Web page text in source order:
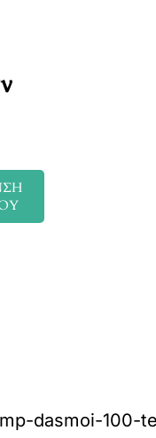
dasmoi-100-